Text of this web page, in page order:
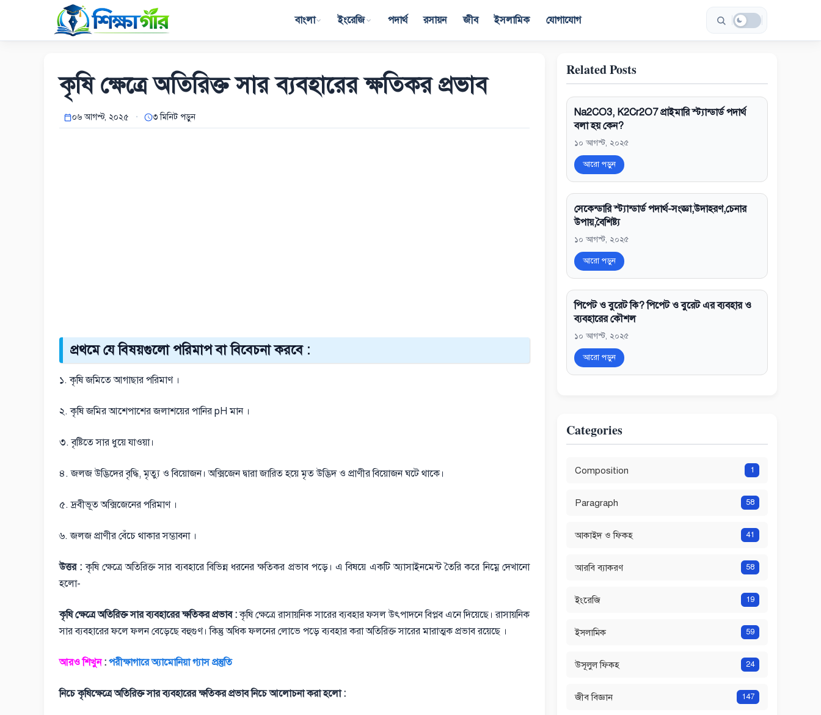
content
বাংলা ইংরেজি পদার্থ রসায়ন জীব ইসলামিক যোগাযোগ
কৃষি ক্ষেত্রে অতিরিক্ত সার ব্যবহারের ক্ষতিকর প্রভাব
০৬ আগস্ট, ২০২৫ ৩ মিনিট পড়ুন
প্রথমে যে বিষয়গুলো পরিমাপ বা বিবেচনা করবে :
১. কৃষি জমিতে আগাছার পরিমাণ ।
২. কৃষি জমির আশেপাশের জলাশয়ের পানির pH মান ।
৩. বৃষ্টিতে সার ধুয়ে যাওয়া।
৪. জলজ উদ্ভিদের বৃদ্ধি, মৃত্যু ও বিয়োজন। অক্সিজেন দ্বারা জারিত হয়ে মৃত উদ্ভিদ ও প্রাণীর বিয়োজন ঘটে থাকে।
৫. দ্রবীভূত অক্সিজেনের পরিমাণ ।
৬. জলজ প্রাণীর বেঁচে থাকার সম্ভাবনা ।
উত্তর : কৃষি ক্ষেত্রে অতিরিক্ত সার ব্যবহারে বিভিন্ন ধরনের ক্ষতিকর প্রভাব পড়ে। এ বিষয়ে একটি অ্যাসাইনমেন্ট তৈরি করে নিম্নে দেখানো
হলো-
কৃষি ক্ষেত্রে অতিরিক্ত সার ব্যবহারের ক্ষতিকর প্রভাব :কৃষি ক্ষেত্রে রাসায়নিক সারের ব্যবহার ফসল উৎপাদনে বিপ্লব এনে দিয়েছে। রাসায়নিক
সার ব্যবহারের ফলে ফলন বেড়েছে বহুগুণ। কিন্তু অধিক ফলনের লোভে পড়ে ব্যবহার করা অতিরিক্ত সারের মারাত্মক প্রভাব রয়েছে ।
আরও শিখুন: পরীক্ষাগারে অ্যামোনিয়া গ্যাস প্রস্তুতি
নিচে কৃষিক্ষেত্রে অতিরিক্ত সার ব্যবহারের ক্ষতিকর প্রভাব নিচে আলোচনা করা হলো :
Related Posts
Na2CO3, K2Cr2O7 প্রাইমারি স্ট্যান্ডার্ড পদার্থ
বলা হয় কেন?
১০ আগস্ট, ২০২৫
আরো পড়ুন
সেকেন্ডারি স্ট্যান্ডার্ড পদার্থ-সংজ্ঞা,উদাহরণ,চেনার
উপায়,বৈশিষ্ট্য
১০ আগস্ট, ২০২৫
আরো পড়ুন
পিপেট ও বুরেট কি? পিপেট ও বুরেট এর ব্যবহার ও
ব্যবহারের কৌশল
১০ আগস্ট, ২০২৫
আরো পড়ুন
Categories
Composition 1
Paragraph 58
আকাইদ ও ফিকহ 41
আরবি ব্যাকরণ 58
ইংরেজি 19
ইসলামিক 59
উসূলুল ফিকহ 24
জীব বিজ্ঞান 147